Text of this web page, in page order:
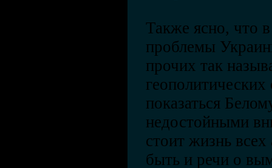
Также ясно, что
проблемы
прочих так
показаться
недостойными
стоит жизнь
быть и речи о